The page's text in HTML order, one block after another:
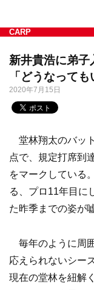
CARP
新井貴浩に弟子
「どうなって
2020年7月15日
堂林翔太のバッ
点で、規定打席到
をマークしている
る、プロ11年目に
た昨季までの姿が
毎年のように周
応えられないシー
現在の堂林を紐解